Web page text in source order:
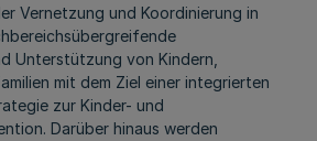
Vernetzung und Koordinierung in
Unterstützung von Kindern,
mit dem Ziel einer integrierten
zur Kinder- und
Darüber hinaus werden